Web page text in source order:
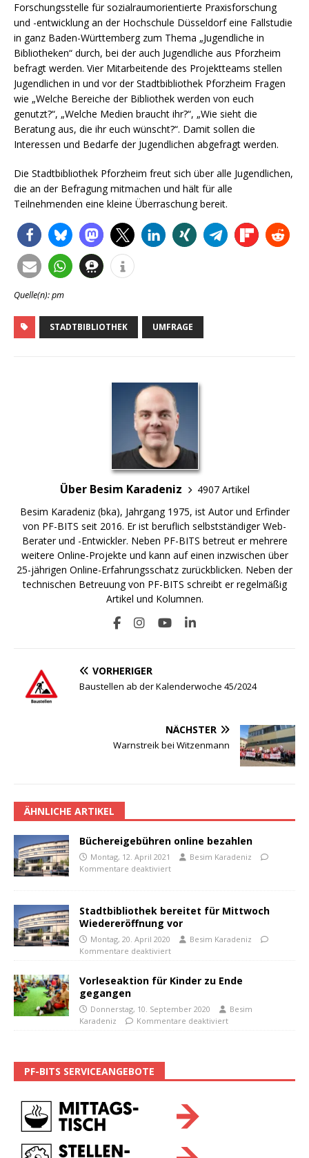
Forschungsstelle für sozialraumorientierte Praxisforschung
und -entwicklung an der Hochschule Düsseldorf eine Fallstudie
in ganz Baden-Württemberg zum Thema „Jugendliche in
Bibliotheken“ durch, bei der auch Jugendliche aus Pforzheim
befragt werden. Vier Mitarbeitende des Projektteams stellen
Jugendlichen in und vor der Stadtbibliothek Pforzheim Fragen
wie „Welche Bereiche der Bibliothek werden von euch
genutzt?“, „Welche Medien braucht ihr?“, „Wie sieht die
Beratung aus, die ihr euch wünscht?“. Damit sollen die
Interessen und Bedarfe der Jugendlichen abgefragt werden.
Die Stadtbibliothek Pforzheim freut sich über alle Jugendlichen,
die an der Befragung mitmachen und hält für alle
Teilnehmenden eine kleine Überraschung bereit.
Quelle(n): pm
STADTBIBLIOTHEK UMFRAGE
Über Besim Karadeniz
4907 Artikel
Besim Karadeniz (bka), Jahrgang 1975, ist Autor und Erfinder
von PF-BITS seit 2016. Er ist beruflich selbstständiger Web-
Berater und -Entwickler. Neben PF-BITS betreut er mehrere
weitere Online-Projekte und kann auf einen inzwischen über
25-jährigen Online-Erfahrungsschatz zurückblicken. Neben der
technischen Betreuung von PF-BITS schreibt er regelmäßig
Artikel und Kolumnen.
VORHERIGER
Baustellen ab der Kalenderwoche 45/2024
NÄCHSTER
Warnstreik bei Witzenmann
ÄHNLICHE ARTIKEL
Büchereigebühren online bezahlen
Montag, 12. April 2021
Besim Karadeniz
Kommentare deaktiviert
Stadtbibliothek bereitet für Mittwoch
Wiedereröffnung vor
Montag, 20. April 2020
Besim Karadeniz
Kommentare deaktiviert
Vorleseaktion für Kinder zu Ende
gegangen
Donnerstag, 10. September 2020
Besim
Karadeniz
Kommentare deaktiviert
PF-BITS SERVICEANGEBOTE